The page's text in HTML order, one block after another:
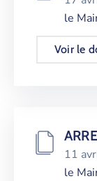
le
Voir le
11
le